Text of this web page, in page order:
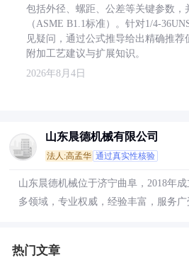
包括外径、螺距、公差等关键参数，
（ASME B1.1标准）。针对1/4-
见疑问，通过公式推导给出精确推荐
附加工艺建议与扩展知识。
2026年8月4日
山东晨德机械有限公司
法人:高孟华 通过真实性核验
山东晨德机械位于济宁曲阜，2018年
多领域，专业权威，经验丰富，服务广
热门文章